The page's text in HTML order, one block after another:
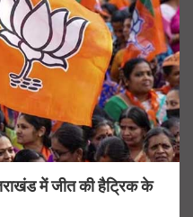
में जीत की हैट्रिक के